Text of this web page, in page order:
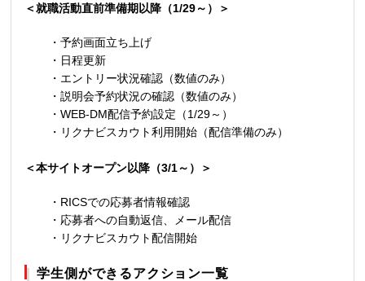
＜就職活動直前準備期以降（1/29～）＞
・予約画面立ち上げ
・日程更新
・エントリー状況確認（数値のみ）
・説明会予約状況の確認（数値のみ）
・WEB-DM配信予約設定（1/29～）
・リクナビスカウト利用開始（配信準備のみ）
＜本サイトオープン以降（3/1～）＞
・ RICSでの応募者情報確認
・応募者への自動返信、メール配信
・リクナビスカウト配信開始
学生側ができるアクション一覧